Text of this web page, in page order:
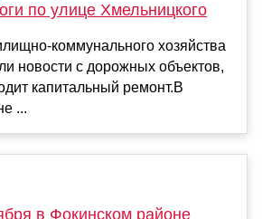
по улице Хмельницкого
коммунального хозяйства
новости с дорожных объектов,
капитальный ремонт.В
...
в Фокинском районе